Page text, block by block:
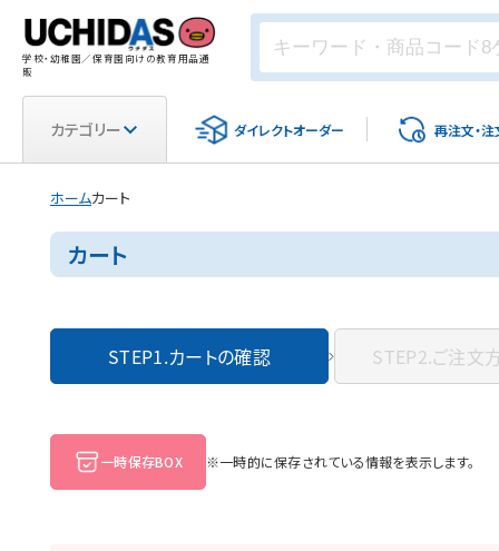
学校・幼稚園／保育園向けの教育用品通
販
カテゴリー ダイレクトオーダー 再注文・注
ホームカート
カート
STEP1.カートの確認 STEP2.ご注文
一時保存BOX ※一時的に保存されている情報を表示します。